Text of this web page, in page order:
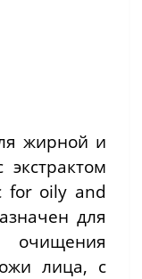
жирной и
for oily and
для
очищения
лица, с